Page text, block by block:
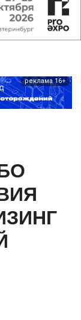
реклама 16+